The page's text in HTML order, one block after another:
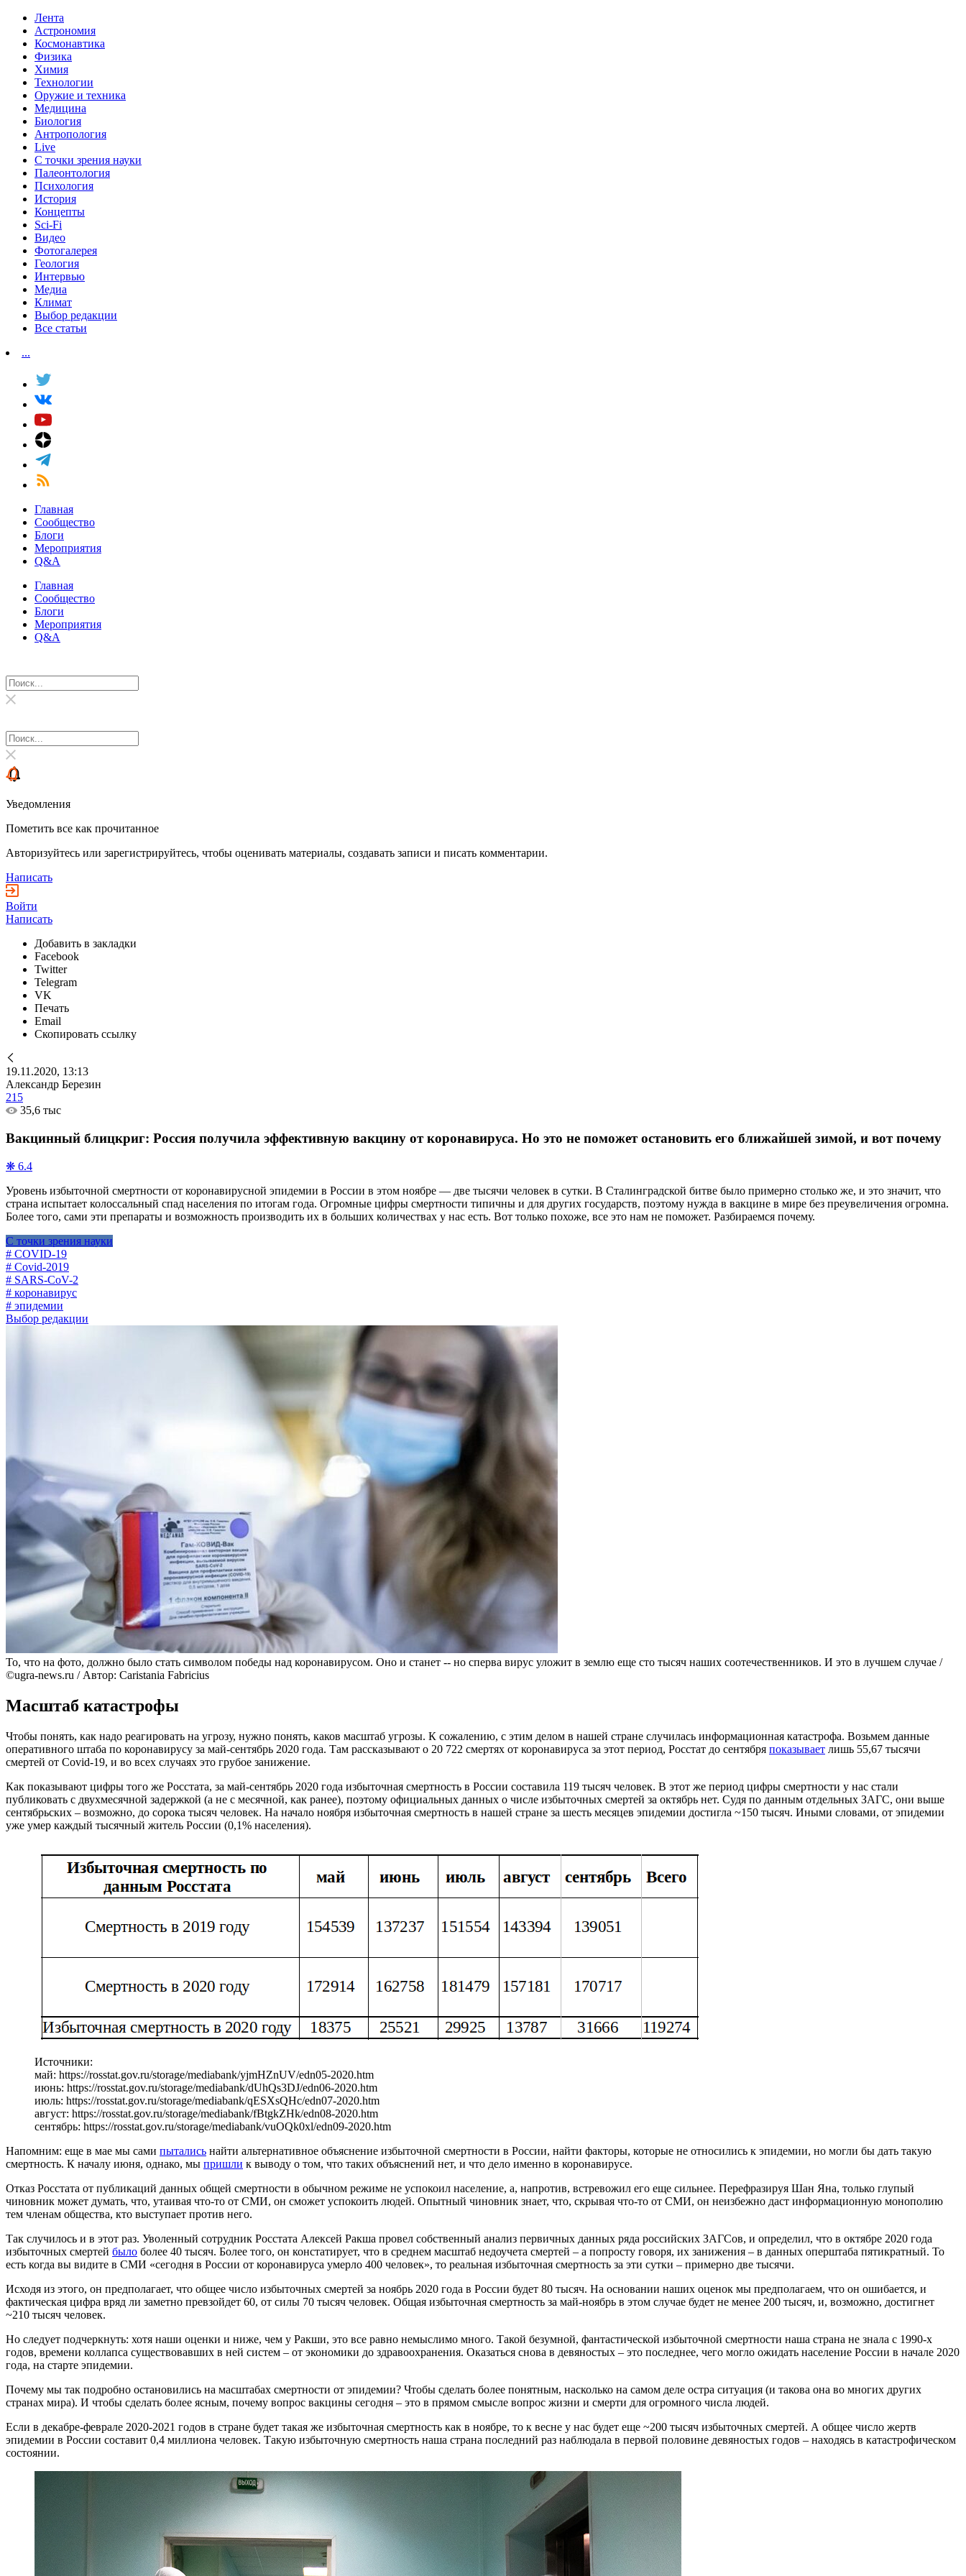
Лента
Астрономия
Космонавтика
Физика
Химия
Технологии
Оружие и техника
Медицина
Биология
Антропология
Live
С точки зрения науки
Палеонтология
Психология
История
Концепты
Sci-Fi
Видео
Фотогалерея
Геология
Интервью
Медиа
Климат
Выбор редакции
Все статьи
...
Главная
Сообщество
Блоги
Мероприятия
Q&A
Главная
Сообщество
Блоги
Мероприятия
Q&A
Уведомления
Пометить все как прочитанное
Авторизуйтесь или зарегистрируйтесь, чтобы оценивать материалы, создавать записи и писать комментарии.
Написать
Войти
Написать
Добавить в закладки
Facebook
Twitter
Telegram
VK
Печать
Email
Скопировать ссылку
19.11.2020, 13:13
Александр Березин
215
35,6 тыс
Вакцинный блицкриг: Россия получила эффективную вакцину от коронавируса. Но это не поможет остановить его ближайшей зимой, и вот почему
❋ 6.4
Уровень избыточной смертности от коронавирусной эпидемии в России в этом ноябре — две тысячи человек в сутки. В Сталинградской битве было примерно столько же, и это значит, что
страна испытает колоссальный спад населения по итогам года. Огромные цифры смертности типичны и для других государств, поэтому нужда в вакцине в мире без преувеличения огромна.
Более того, сами эти препараты и возможность производить их в больших количествах у нас есть. Вот только похоже, все это нам не поможет. Разбираемся почему.
С точки зрения науки
# COVID-19
# Covid-2019
# SARS-CoV-2
# коронавирус
# эпидемии
Выбор редакции
То, что на фото, должно было стать символом победы над коронавирусом. Оно и станет -- но сперва вирус уложит в землю еще сто тысяч наших соотечественников. И это в лучшем случае /
©ugra-news.ru / Автор: Caristania Fabricius
Масштаб катастрофы
Чтобы понять, как надо реагировать на угрозу, нужно понять, каков масштаб угрозы. К сожалению, с этим делом в нашей стране случилась информационная катастрофа. Возьмем данные
оперативного штаба по коронавирусу за май-сентябрь 2020 года. Там рассказывают о 20 722 смертях от коронавируса за этот период, Росстат до сентября показывает лишь 55,67 тысячи
смертей от Covid-19, и во всех случаях это грубое занижение.
Как показывают цифры того же Росстата, за май-сентябрь 2020 года избыточная смертность в России составила 119 тысяч человек. В этот же период цифры смертности у нас стали
публиковать с двухмесячной задержкой (а не с месячной, как ранее), поэтому официальных данных о числе избыточных смертей за октябрь нет. Судя по данным отдельных ЗАГС, они выше
сентябрьских – возможно, до сорока тысяч человек. На начало ноября избыточная смертность в нашей стране за шесть месяцев эпидемии достигла ~150 тысяч. Иными словами, от эпидемии
уже умер каждый тысячный житель России (0,1% населения).
Источники:
май: https://rosstat.gov.ru/storage/mediabank/yjmHZnUV/edn05-2020.htm
июнь: https://rosstat.gov.ru/storage/mediabank/dUhQs3DJ/edn06-2020.htm
июль: https://rosstat.gov.ru/storage/mediabank/qESXsQHc/edn07-2020.htm
август: https://rosstat.gov.ru/storage/mediabank/fBtgkZHk/edn08-2020.htm
сентябрь: https://rosstat.gov.ru/storage/mediabank/vuOQk0xl/edn09-2020.htm
Напомним: еще в мае мы сами пытались найти альтернативное объяснение избыточной смертности в России, найти факторы, которые не относились к эпидемии, но могли бы дать такую
смертность. К началу июня, однако, мы пришли к выводу о том, что таких объяснений нет, и что дело именно в коронавирусе.
Отказ Росстата от публикаций данных общей смертности в обычном режиме не успокоил население, а, напротив, встревожил его еще сильнее. Перефразируя Шан Яна, только глупый
чиновник может думать, что, утаивая что-то от СМИ, он сможет успокоить людей. Опытный чиновник знает, что, скрывая что-то от СМИ, он неизбежно даст информационную монополию
тем членам общества, кто выступает против него.
Так случилось и в этот раз. Уволенный сотрудник Росстата Алексей Ракша провел собственный анализ первичных данных ряда российских ЗАГСов, и определил, что в октябре 2020 года
избыточных смертей было более 40 тысяч. Более того, он констатирует, что в среднем масштаб недоучета смертей – а попросту говоря, их занижения – в данных оперштаба пятикратный. То
есть когда вы видите в СМИ «сегодня в России от коронавируса умерло 400 человек», то реальная избыточная смертность за эти сутки – примерно две тысячи.
Исходя из этого, он предполагает, что общее число избыточных смертей за ноябрь 2020 года в России будет 80 тысяч. На основании наших оценок мы предполагаем, что он ошибается, и
фактическая цифра вряд ли заметно превзойдет 60, от силы 70 тысяч человек. Общая избыточная смертность за май-ноябрь в этом случае будет не менее 200 тысяч, и, возможно, достигнет
~210 тысяч человек.
Но следует подчеркнуть: хотя наши оценки и ниже, чем у Ракши, это все равно немыслимо много. Такой безумной, фантастической избыточной смертности наша страна не знала с 1990-х
годов, времени коллапса существовавших в ней систем – от экономики до здравоохранения. Оказаться снова в девяностых – это последнее, чего могло ожидать население России в начале 2020
года, на старте эпидемии.
Почему мы так подробно остановились на масштабах смертности от эпидемии? Чтобы сделать более понятным, насколько на самом деле остра ситуация (и такова она во многих других
странах мира). И чтобы сделать более ясным, почему вопрос вакцины сегодня – это в прямом смысле вопрос жизни и смерти для огромного числа людей.
Если в декабре-феврале 2020-2021 годов в стране будет такая же избыточная смертность как в ноябре, то к весне у нас будет еще ~200 тысяч избыточных смертей. А общее число жертв
эпидемии в России составит 0,4 миллиона человек. Такую избыточную смертность наша страна последний раз наблюдала в первой половине девяностых годов – находясь в катастрофическом
состоянии.